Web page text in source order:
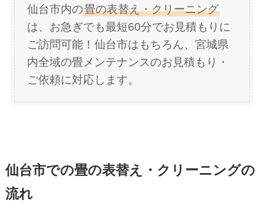
仙台市内の畳の表替え・クリーニング
は、お急ぎでも最短60分でお見積もりに
ご訪問可能！仙台市はもちろん、宮城県
内全域の畳メンテナンスのお見積もり・
ご依頼に対応します。
仙台市での畳の表替え・クリーニングの
流れ